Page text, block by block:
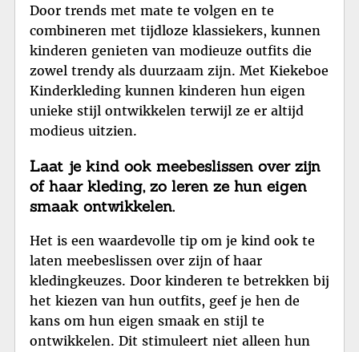
Door trends met mate te volgen en te
combineren met tijdloze klassiekers, kunnen
kinderen genieten van modieuze outfits die
zowel trendy als duurzaam zijn. Met Kiekeboe
Kinderkleding kunnen kinderen hun eigen
unieke stijl ontwikkelen terwijl ze er altijd
modieus uitzien.
Laat je kind ook meebeslissen over zijn
of haar kleding, zo leren ze hun eigen
smaak ontwikkelen.
Het is een waardevolle tip om je kind ook te
laten meebeslissen over zijn of haar
kledingkeuzes. Door kinderen te betrekken bij
het kiezen van hun outfits, geef je hen de
kans om hun eigen smaak en stijl te
ontwikkelen. Dit stimuleert niet alleen hun